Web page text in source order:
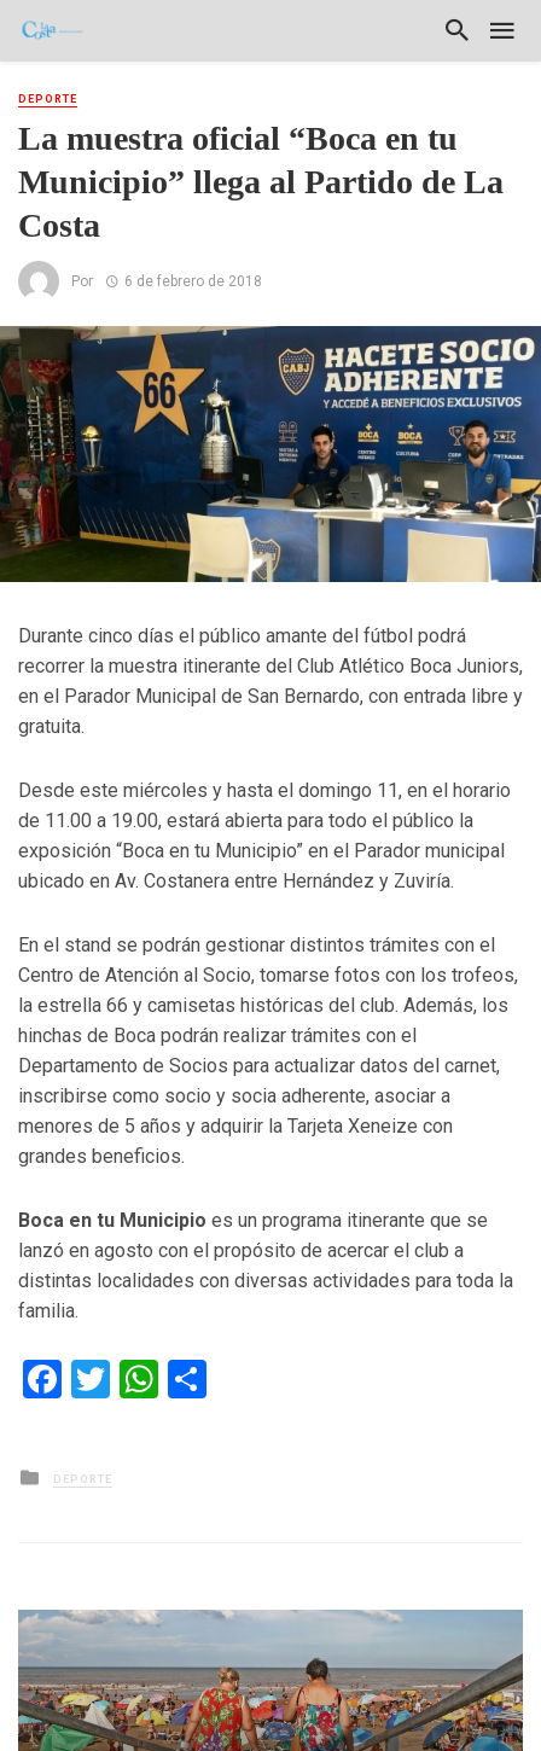
DEPORTE
La muestra oficial “Boca en tu
Municipio” llega al Partido de La
Costa
Por 6 de febrero de 2018
Durante cinco días el público amante del fútbol podrá
recorrer la muestra itinerante del Club Atlético Boca Juniors,
en el Parador Municipal de San Bernardo, con entrada libre y
gratuita.
Desde este miércoles y hasta el domingo 11, en el horario
de 11.00 a 19.00, estará abierta para todo el público la
exposición “Boca en tu Municipio” en el Parador municipal
ubicado en Av. Costanera entre Hernández y Zuviría.
En el stand se podrán gestionar distintos trámites con el
Centro de Atención al Socio, tomarse fotos con los trofeos,
la estrella 66 y camisetas históricas del club. Además, los
hinchas de Boca podrán realizar trámites con el
Departamento de Socios para actualizar datos del carnet,
inscribirse como socio y socia adherente, asociar a
menores de 5 años y adquirir la Tarjeta Xeneize con
grandes beneficios.
Boca en tu Municipio es un programa itinerante que se
lanzó en agosto con el propósito de acercar el club a
distintas localidades con diversas actividades para toda la
familia.
Facebook
TwitterWhatsApp
Posted
in
DEPORTE